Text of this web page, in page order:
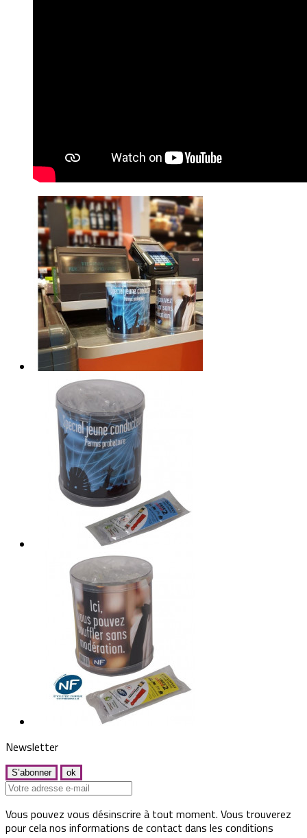
Newsletter
Vous pouvez vous désinscrire à tout moment. Vous trouverez
pour cela nos informations de contact dans les conditions